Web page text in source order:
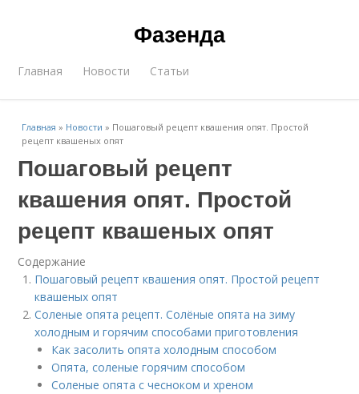
Фазенда
Главная Новости Статьи
Главная » Новости » Пошаговый рецепт квашения опят. Простой
рецепт квашеных опят
Пошаговый рецепт
квашения опят. Простой
рецепт квашеных опят
Содержание
Пошаговый рецепт квашения опят. Простой рецепт
квашеных опят
Соленые опята рецепт. Солёные опята на зиму
холодным и горячим способами приготовления
Как засолить опята холодным способом
Опята, соленые горячим способом
Соленые опята с чесноком и хреном